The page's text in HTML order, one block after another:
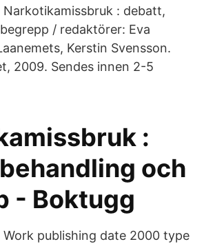
: debatt,
/ redaktörer: Eva
Kerstin Svensson.
2009. Sendes innen 2-5
:
och
- Boktugg
Work publishing date 2000 type